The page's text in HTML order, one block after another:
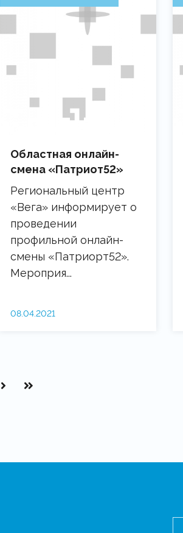
Областная онлайн-
смена «Патриот52»
Региональный центр
«Вега» информирует о
проведении
профильной онлайн-
смены «Патриорт52».
Мероприя...
08.04.2021